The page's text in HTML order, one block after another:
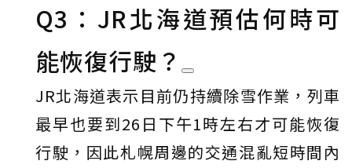
Q3：JR北海道預估何時可
能恢復行駛？
JR北海道表示目前仍持續除雪作業，列車
最早也要到26日下午1時左右才可能恢復
行駛，因此札幌周邊的交通混亂短時間內